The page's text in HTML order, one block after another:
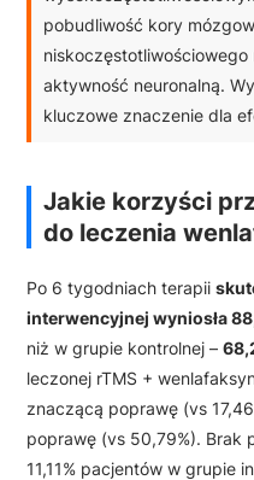
pobudliwość kory
aktywność neuronalną.
kluczowe znaczenie dla
Jakie korzyści
do leczenia
Po 6 tygodniach terapii
interwencyjnej wyniosła
niż w grupie kontrolnej –
leczonej rTMS +
znaczącą poprawę (vs
poprawę (vs 50,79%). Brak
11,11% pacjentów w grupie